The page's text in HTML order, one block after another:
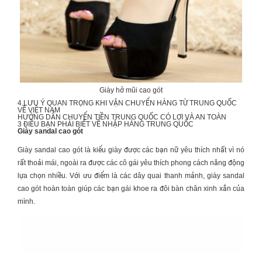
Giày hở mũi cao gót
4 LƯU Ý QUAN TRỌNG KHI VẬN CHUYỂN HÀNG TỪ TRUNG QUỐC
VỀ VIỆT NAM
HƯỚNG DẪN CHUYỂN TIỀN TRUNG QUỐC CÓ LỢI VÀ AN TOÀN
3 ĐIỀU BẠN PHẢI BIẾT VỀ NHẬP HÀNG TRUNG QUỐC
Giày sandal cao gót
Giày sandal cao gót là kiểu giày được các bạn nữ yêu thích nhất vì nó
rất thoải mái, ngoài ra được các cô gái yêu thích phong cách năng động
lựa chọn nhiều. Với ưu điểm là các dây quai thanh mảnh, giày sandal
cao gót hoàn toàn giúp các bạn gái khoe ra đôi bàn chân xinh xắn của
mình.